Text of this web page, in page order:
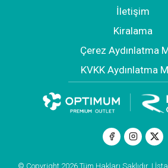
İletişim
Kiralama
Çerez Aydınlatma
KVKK Aydınlatma
© Copyright 2026 Tüm Hakları Saklıdır. |